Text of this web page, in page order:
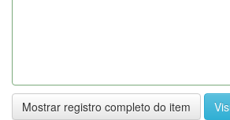
Mostrar registro completo do item